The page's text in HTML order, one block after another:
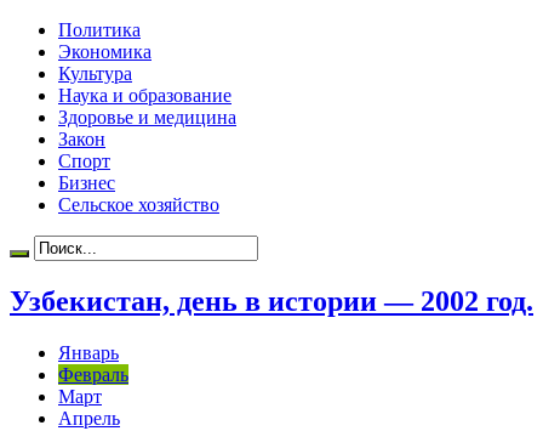
Политика
Экономика
Культура
Наука и образование
Здоровье и медицина
Закон
Спорт
Бизнес
Сельское хозяйство
Узбекистан, день в истории — 2002 год.
Январь
Февраль
Март
Апрель